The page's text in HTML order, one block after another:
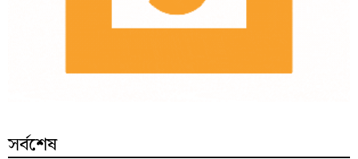
সর্বশেষ